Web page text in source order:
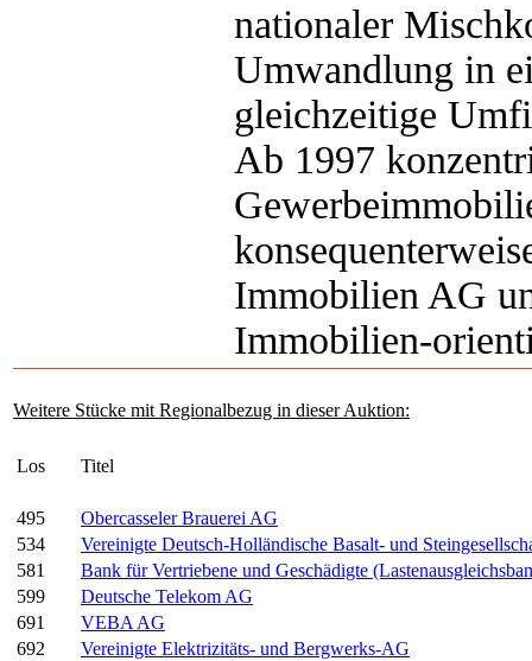
nationaler
Umwandlung in
gleichzeitige
Ab 1997
Immobilien AG
Immobilien-
Weitere Stücke mit Regionalbezug in dieser Auktion:
Los Titel
495
Obercasseler Brauerei AG
534
Vereinigte Deutsch-Holländische Basalt- und
581
Bank für Vertriebene und Geschädigte
599
Deutsche Telekom AG
691
VEBA AG
692
Vereinigte Elektrizitäts- und Bergwerks-AG